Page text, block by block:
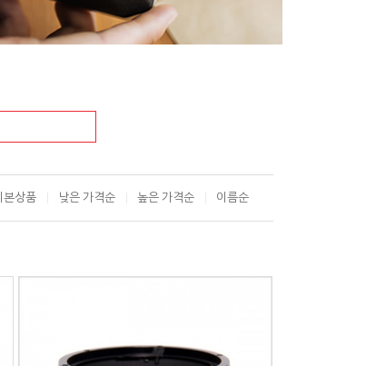
본상품 낮은 가격순 높은 가격순 이름순